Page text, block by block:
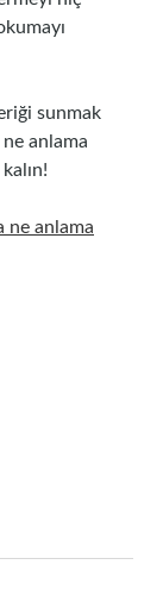
sunmak
anlama
ne anlama